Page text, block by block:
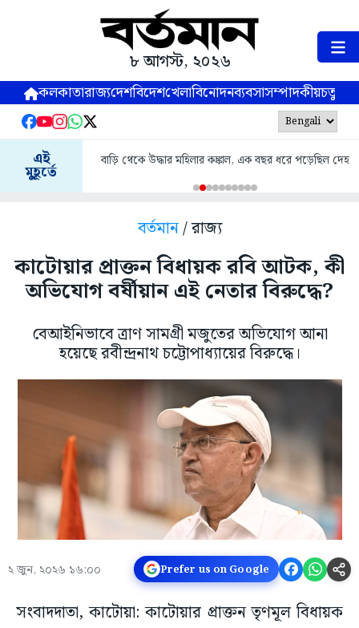
৮ আগস্ট, ২০২৬
কলকাতারাজ্যদেশবিদেশখেলাবিনোদনব্যবসাসম্পাদকীয়
এই
মুহূর্তে
বাড়ি থেকে উদ্ধার মহিলার কঙ্কাল, এক বছর ধরে পড়েছিল দেহ
বর্তমান/ রাজ্য
কাটোয়ার প্রাক্তন বিধায়ক রবি আটক, কী
অভিযোগ বর্ষীয়ান এই নেতার বিরুদ্ধে?
বেআইনিভাবে ত্রাণ সামগ্রী মজুতের অভিযোগ আনা
হয়েছে রবীন্দ্রনাথ চট্টোপাধ্যায়ের বিরুদ্ধে।
২ জুন, ২০২৬ ১৬:০০ Prefer us on Google
সংবাদদাতা, কাটোয়া: কাটোয়ার প্রাক্তন তৃণমূল বিধায়ক